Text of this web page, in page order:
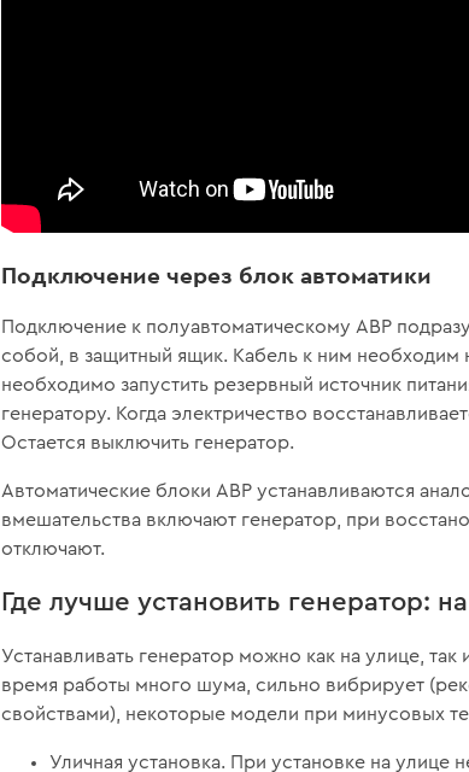
Подключение через блок автоматики
Подключение к полуавтоматическому АВР
собой, в защитный ящик. Кабель к ним
необходимо запустить резервный источник
генератору. Когда электричество
Остается выключить генератор.
Автоматические блоки АВР устанавливаются
вмешательства включают генератор, при
отключают.
Где лучше установить генератор:
Устанавливать генератор можно как на улице,
время работы много шума, сильно вибрирует
свойствами), некоторые модели при минусовых
Уличная установка. При установке на улице